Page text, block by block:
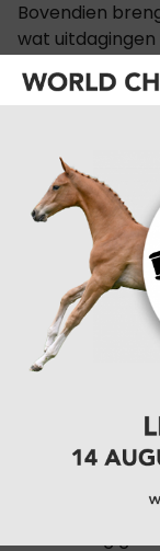
Bovendien
wat uitdagingen
paarden zijn
de finale als de
Mechelen aan
Maar, hoewel
Vlaanderens
geven, weet ik
worden. Het
Maar als je er
de tribune wel
populariteit in
menfans willen
zich laten
vriendenkring
steunen.